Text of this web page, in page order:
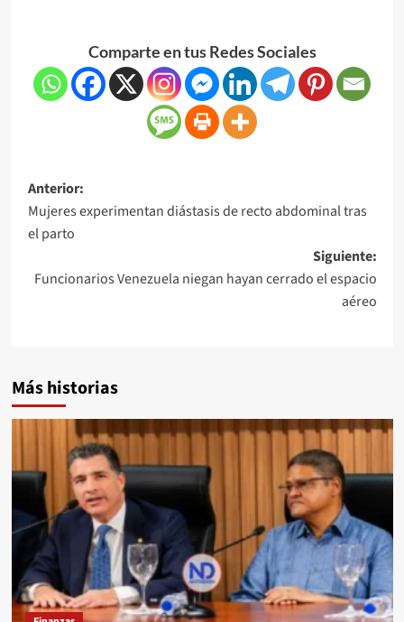
Comparte en tus Redes Sociales
Anterior:
Mujeres experimentan diástasis de recto abdominal tras
el parto
Siguiente:
Funcionarios Venezuela niegan hayan cerrado el espacio
aéreo
Más historias